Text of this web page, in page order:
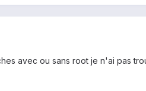
avec ou sans root je n'ai pas